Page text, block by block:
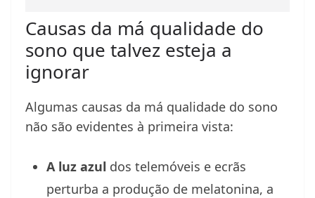
Causas da má qualidade do
sono que talvez esteja a
ignorar
Algumas causas da má qualidade do sono
não são evidentes à primeira vista:
A luz azul dos telemóveis e ecrãs
perturba a produção de melatonina, a